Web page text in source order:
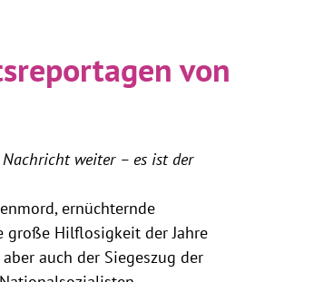
von
Nachricht weiter – es ist der
ernüchternde
große Hilflosigkeit der Jahre
auch der Siegeszug der